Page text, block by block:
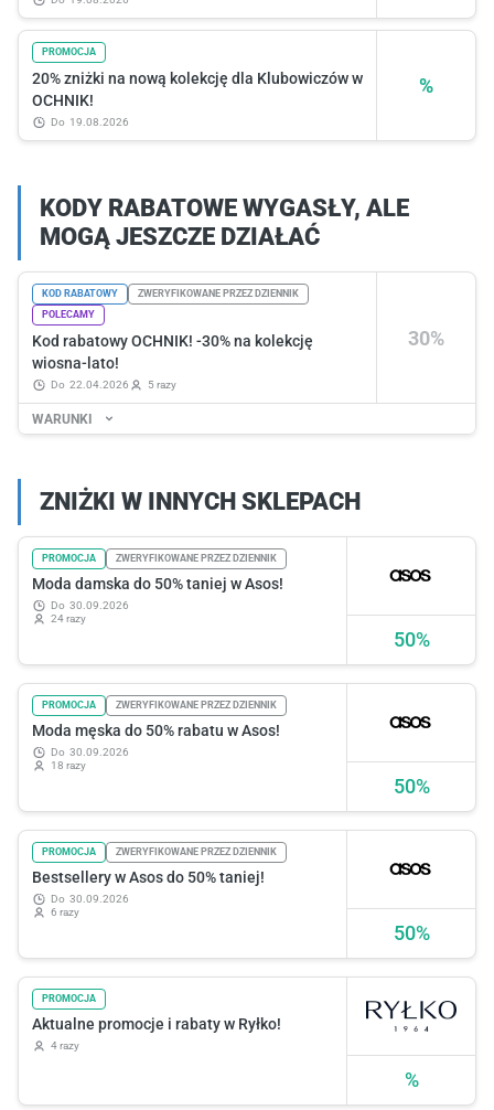
%
PROMOCJA
20% zniżki na nową kolekcję dla Klubowiczów w
OCHNIK!
do 19.08.2026
KODY RABATOWE WYGASŁY, ALE
MOGĄ JESZCZE DZIAŁAĆ
30%
KOD RABATOWY
ZWERYFIKOWANE PRZEZ DZIENNIK
POLECAMY
Kod rabatowy OCHNIK! -30% na kolekcję
wiosna-lato!
do 22.04.2026 5 razy
WARUNKI
ZNIŻKI W INNYCH SKLEPACH
50%
PROMOCJA ZWERYFIKOWANE PRZEZ DZIENNIK
Moda damska do 50% taniej w Asos!
do 30.09.2026
24 razy
50%
PROMOCJA ZWERYFIKOWANE PRZEZ DZIENNIK
Moda męska do 50% rabatu w Asos!
do 30.09.2026
18 razy
50%
PROMOCJA ZWERYFIKOWANE PRZEZ DZIENNIK
Bestsellery w Asos do 50% taniej!
do 30.09.2026
6 razy
%
PROMOCJA
Aktualne promocje i rabaty w Ryłko!
4 razy